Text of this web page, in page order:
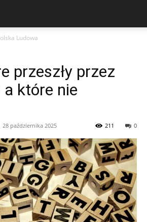
Ludowa
przeszły przez
które nie
28 października 2025 0
211